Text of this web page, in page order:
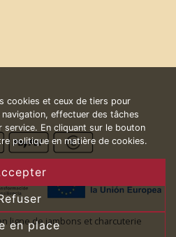
de jambons et charcuterie
cookies et ceux de tiers pour
effectuer des tâches
service. En cliquant sur le bouton
politique en matière de cookies.
en place